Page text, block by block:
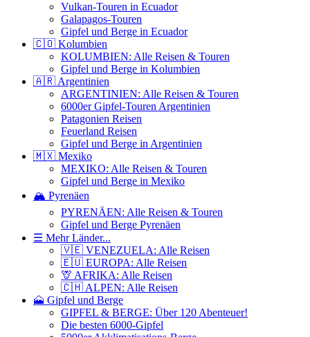
Vulkan-Touren in Ecuador
Galapagos-Touren
Gipfel und Berge in Ecuador
🇨🇴 Kolumbien
KOLUMBIEN: Alle Reisen & Touren
Gipfel und Berge in Kolumbien
🇦🇷 Argentinien
ARGENTINIEN: Alle Reisen & Touren
6000er Gipfel-Touren Argentinien
Patagonien Reisen
Feuerland Reisen
Gipfel und Berge in Argentinien
🇲🇽 Mexiko
MEXIKO: Alle Reisen & Touren
Gipfel und Berge in Mexiko
🏔️ Pyrenäen
PYRENÄEN: Alle Reisen & Touren
Gipfel und Berge Pyrenäen
☰ Mehr Länder...
🇻🇪 VENEZUELA: Alle Reisen
🇪🇺 EUROPA: Alle Reisen
🦒 AFRIKA: Alle Reisen
🇨🇭 ALPEN: Alle Reisen
🗻 Gipfel und Berge
GIPFEL & BERGE: Über 120 Abenteuer!
Die besten 6000-Gipfel